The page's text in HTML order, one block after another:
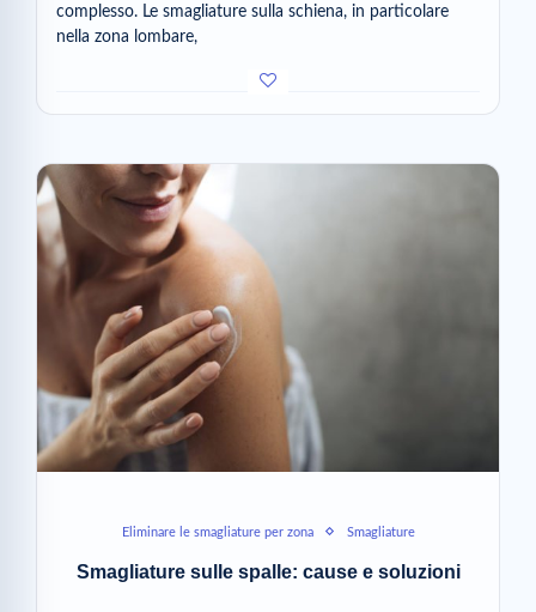
complesso. Le smagliature sulla schiena, in particolare
nella zona lombare,
Eliminare le smagliature per zona Smagliature
Smagliature sulle spalle: cause e soluzioni